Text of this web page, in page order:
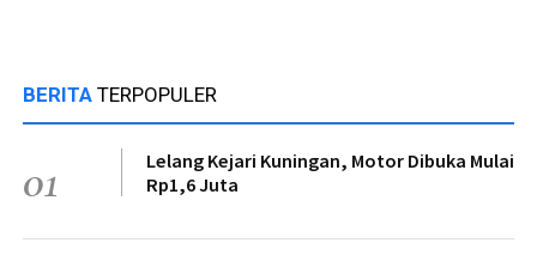
BERITA TERPOPULER
01
Lelang Kejari Kuningan, Motor Dibuka Mulai
Rp1,6 Juta